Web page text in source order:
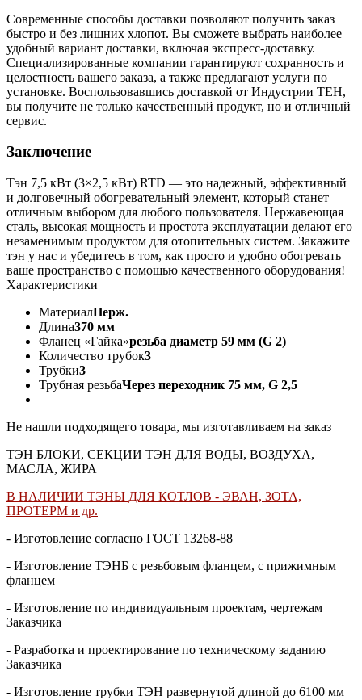
Современные способы доставки позволяют получить заказ
быстро и без лишних хлопот. Вы сможете выбрать наиболее
удобный вариант доставки, включая экспресс-доставку.
Специализированные компании гарантируют сохранность и
целостность вашего заказа, а также предлагают услуги по
установке. Воспользовавшись доставкой от Индустрии ТЕН,
вы получите не только качественный продукт, но и отличный
сервис.
Заключение
Тэн 7,5 кВт (3×2,5 кВт) RTD — это надежный, эффективный
и долговечный обогревательный элемент, который станет
отличным выбором для любого пользователя. Нержавеющая
сталь, высокая мощность и простота эксплуатации делают его
незаменимым продуктом для отопительных систем. Закажите
тэн у нас и убедитесь в том, как просто и удобно обогревать
ваше пространство с помощью качественного оборудования!
Характеристики
МатериалНерж.
Длина370 мм
Фланец «Гайка»резьба диаметр 59 мм (G 2)
Количество трубок3
Трубки3
Трубная резьбаЧерез переходник 75 мм, G 2,5
Не нашли подходящего товара, мы изготавливаем на заказ
ТЭН БЛОКИ, СЕКЦИИ ТЭН ДЛЯ ВОДЫ, ВОЗДУХА,
МАСЛА, ЖИРА
В НАЛИЧИИ ТЭНЫ ДЛЯ КОТЛОВ - ЭВАН, ЗОТА,
ПРОТЕРМ и др.
- Изготовление согласно ГОСТ 13268-88
- Изготовление ТЭНБ с резьбовым фланцем, с прижимным
фланцем
- Изготовление по индивидуальным проектам, чертежам
Заказчика
- Разработка и проектирование по техническому заданию
Заказчика
- Изготовление трубки ТЭН развернутой длиной до 6100 мм